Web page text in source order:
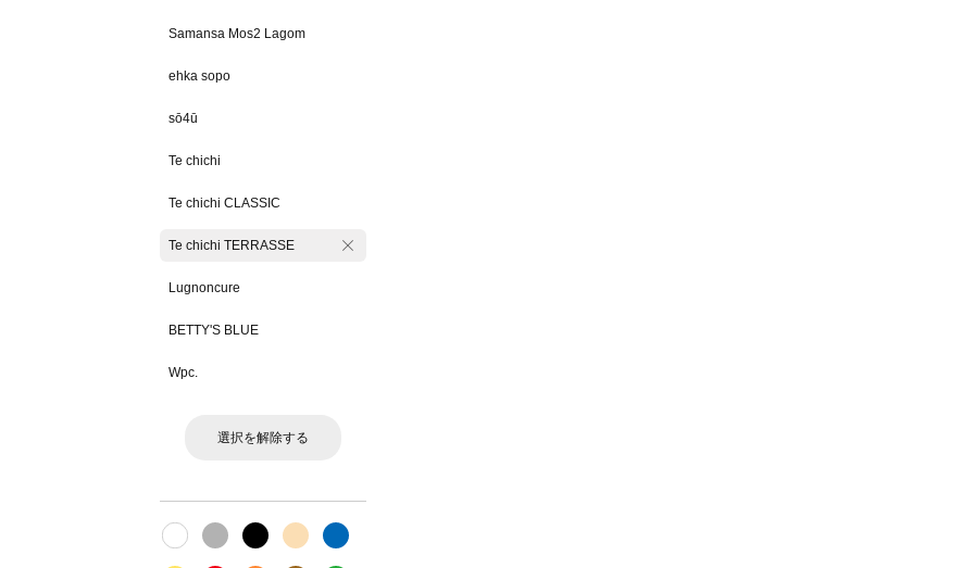
Samansa Mos2 Lagom
ehka sopo
sō4ū
Te chichi
Te chichi CLASSIC
Te chichi TERRASSE
Lugnoncure
BETTY'S BLUE
Wpc.
選択を解除する